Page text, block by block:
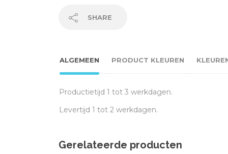
SHARE
ALGEMEEN PRODUCT KLEUREN
Productietijd 1 tot 3 werkdagen.
Levertijd 1 tot 2 werkdagen.
Gerelateerde producten